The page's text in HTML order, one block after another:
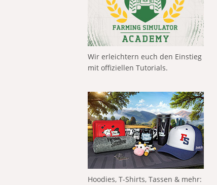
Wir erleichtern euch den Einstieg
mit offiziellen Tutorials.
Hoodies, T-Shirts, Tassen & mehr: